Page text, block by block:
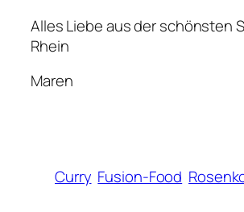
Alles Liebe aus der schönsten
Rhein
Maren
Curry Fusion-Food